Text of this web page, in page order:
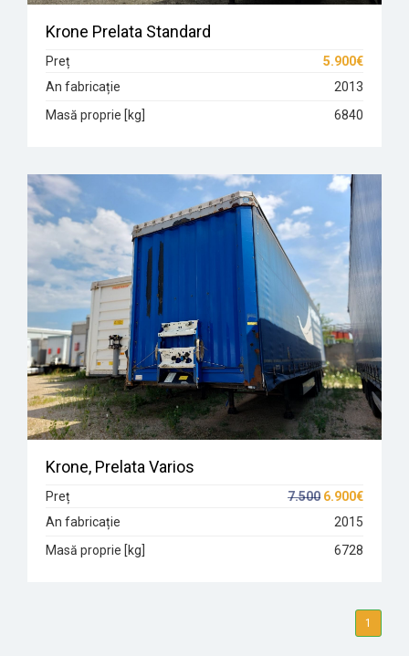
Krone Prelata Standard
Preț
5.900€
An fabricație
2013
Masă proprie [kg]
6840
Krone, Prelata Varios
Preț 7.500 6.900€
An fabricație
2015
Masă proprie [kg]
6728
1